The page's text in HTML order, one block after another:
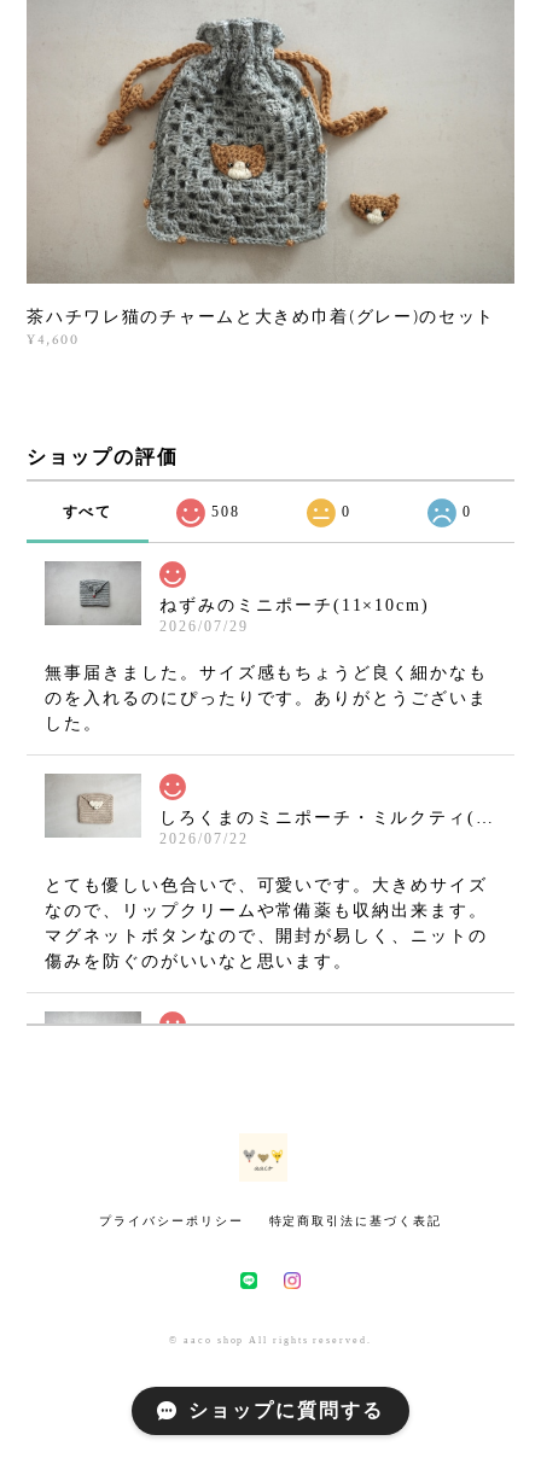
茶ハチワレ猫のチャームと大きめ巾着(グレー)のセット
¥4,600
ショップの評価
すべて 508 0 0
ねずみのミニポーチ(11×10cm)
2026/07/29
無事届きました。サイズ感もちょうど良く細かなも
のを入れるのにぴったりです。ありがとうございま
した。
2026/07/22
とても優しい色合いで、可愛いです。大きめサイズ
なので、リップクリームや常備薬も収納出来ます。
マグネットボタンなので、開封が易しく、ニットの
傷みを防ぐのがいいなと思います。
す！ 大切に使いたいと思います。 ありがとうござ
2026/07/02
インスタで初めて拝見した時から、いつかお迎えし
さんをお迎えできて幸せです！！ 小さいのにとても
丁寧に作られていて感動しました！！ 包装も素敵
で、大満足です。有難うございました！！
プライバシーポリシー 特定商取引法に基づく表記
© aaco shop All rights reserved.
ショップに質問する